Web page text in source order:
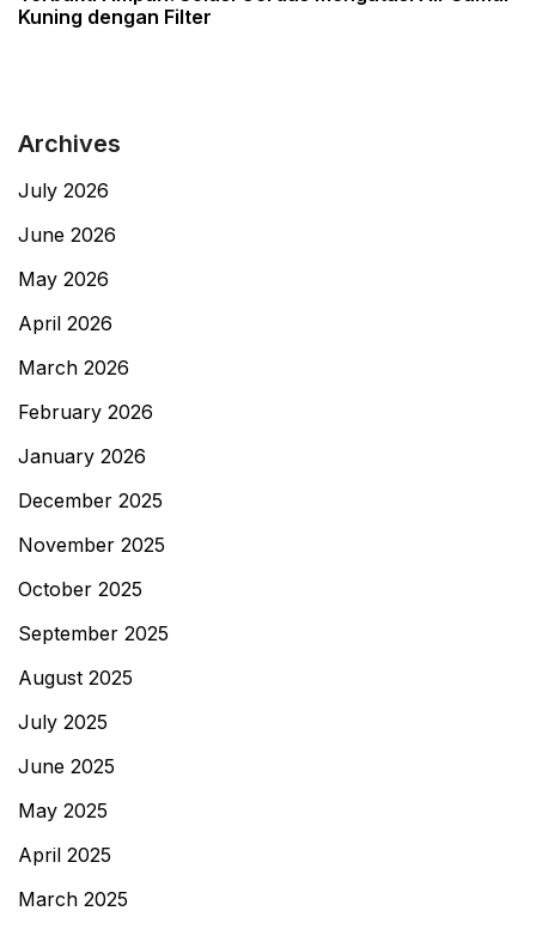
Kuning dengan Filter
Archives
July 2026
June 2026
May 2026
April 2026
March 2026
February 2026
January 2026
December 2025
November 2025
October 2025
September 2025
August 2025
July 2025
June 2025
May 2025
April 2025
March 2025